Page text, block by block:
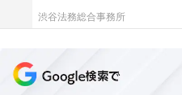
渋谷法務総合事務所